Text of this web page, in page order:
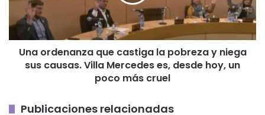
niega
sus
causas.
hoy,
Una ordenanza que castiga la pobreza y niega
sus causas. Villa Mercedes es, desde hoy, un
poco más cruel
Publicaciones relacionadas